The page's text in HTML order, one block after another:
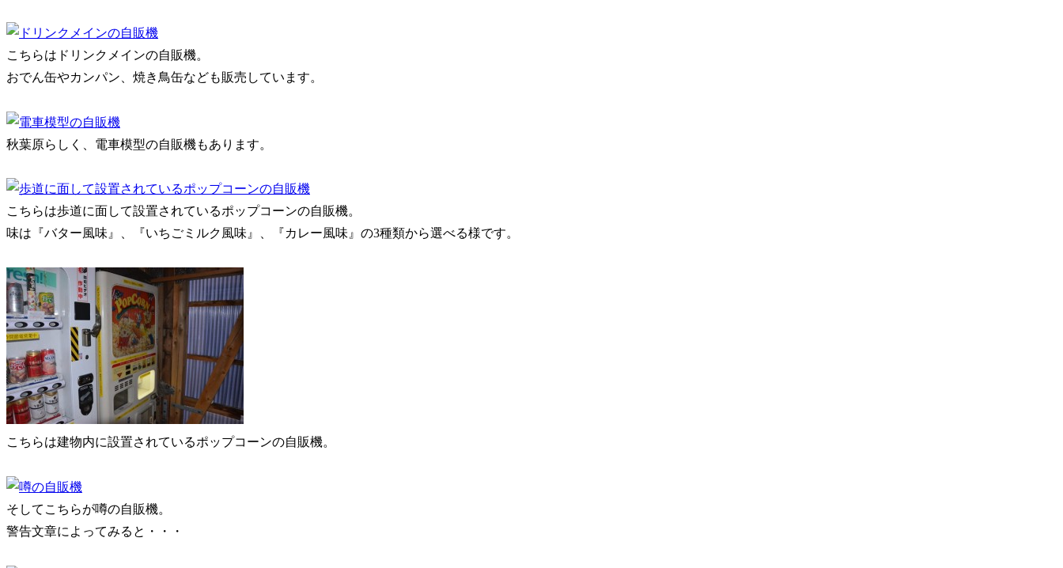
こちらはドリンクメインの自販機。
おでん缶やカンパン、焼き鳥缶なども販売しています。
秋葉原らしく、電車模型の自販機もあります。
こちらは歩道に面して設置されているポップコーンの自販機。
味は『バター風味』、『いちごミルク風味』、『カレー風味』の3種類から選べる様です。
こちらは建物内に設置されているポップコーンの自販機。
そしてこちらが噂の自販機。
警告文章によってみると・・・